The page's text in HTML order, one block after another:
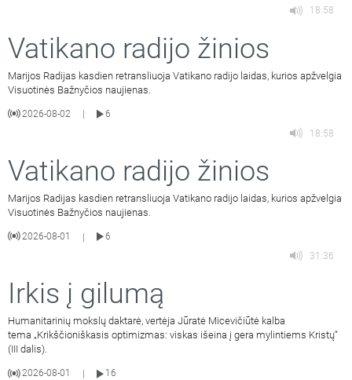
18:58
Vatikano radijo žinios
Marijos Radijas kasdien retransliuoja Vatikano radijo laidas, kurios apžvelgia
Visuotinės Bažnyčios naujienas.
2026-08-02
6
18:58
Vatikano radijo žinios
Marijos Radijas kasdien retransliuoja Vatikano radijo laidas, kurios apžvelgia
Visuotinės Bažnyčios naujienas.
2026-08-01 |
6
31:36
Irkis į gilumą
Humanitarinių mokslų daktarė, vertėja Jūratė Micevičiūtė kalba
tema „Krikščioniškasis optimizmas: viskas išeina į gera mylintiems Kristų“
(III dalis).
2026-08-01 16